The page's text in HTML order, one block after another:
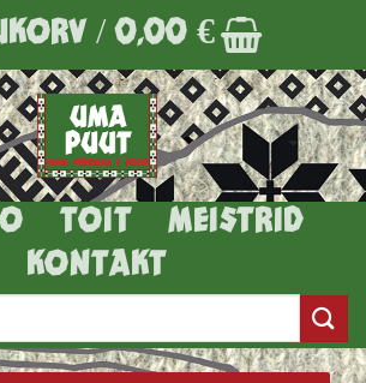
/0,00 €
TOIT
MEISTRID
KONTAKT